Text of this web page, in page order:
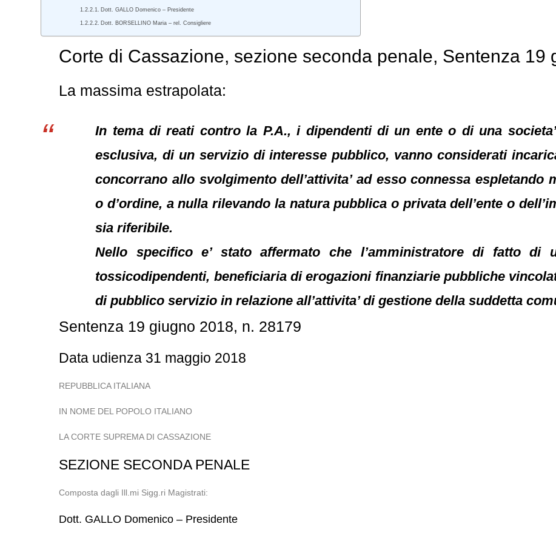
Dott. GALLO Domenico – Presidente
Dott. BORSELLINO Maria – rel. Consigliere
Corte di Cassazione, sezione seconda penale, Sentenza 19
La massima estrapolata:
In tema di reati contro la P.A., i dipendenti di un ente o di una
esclusiva, di un servizio di interesse pubblico, vanno considerati
concorrano allo svolgimento dell’attivita’ ad esso connessa espletando
o d’ordine, a nulla rilevando la natura pubblica o privata dell’ente o
sia riferibile.
Nello specifico e’ stato affermato che l’amministratore di fatto di
tossicodipendenti, beneficiaria di erogazioni finanziarie pubbliche
di pubblico servizio in relazione all’attivita’ di gestione della suddetta
Sentenza 19 giugno 2018, n. 28179
Data udienza 31 maggio 2018
REPUBBLICA ITALIANA
IN NOME DEL POPOLO ITALIANO
LA CORTE SUPREMA DI CASSAZIONE
SEZIONE SECONDA PENALE
Composta dagli Ill.mi Sigg.ri Magistrati:
Dott. GALLO Domenico – Presidente